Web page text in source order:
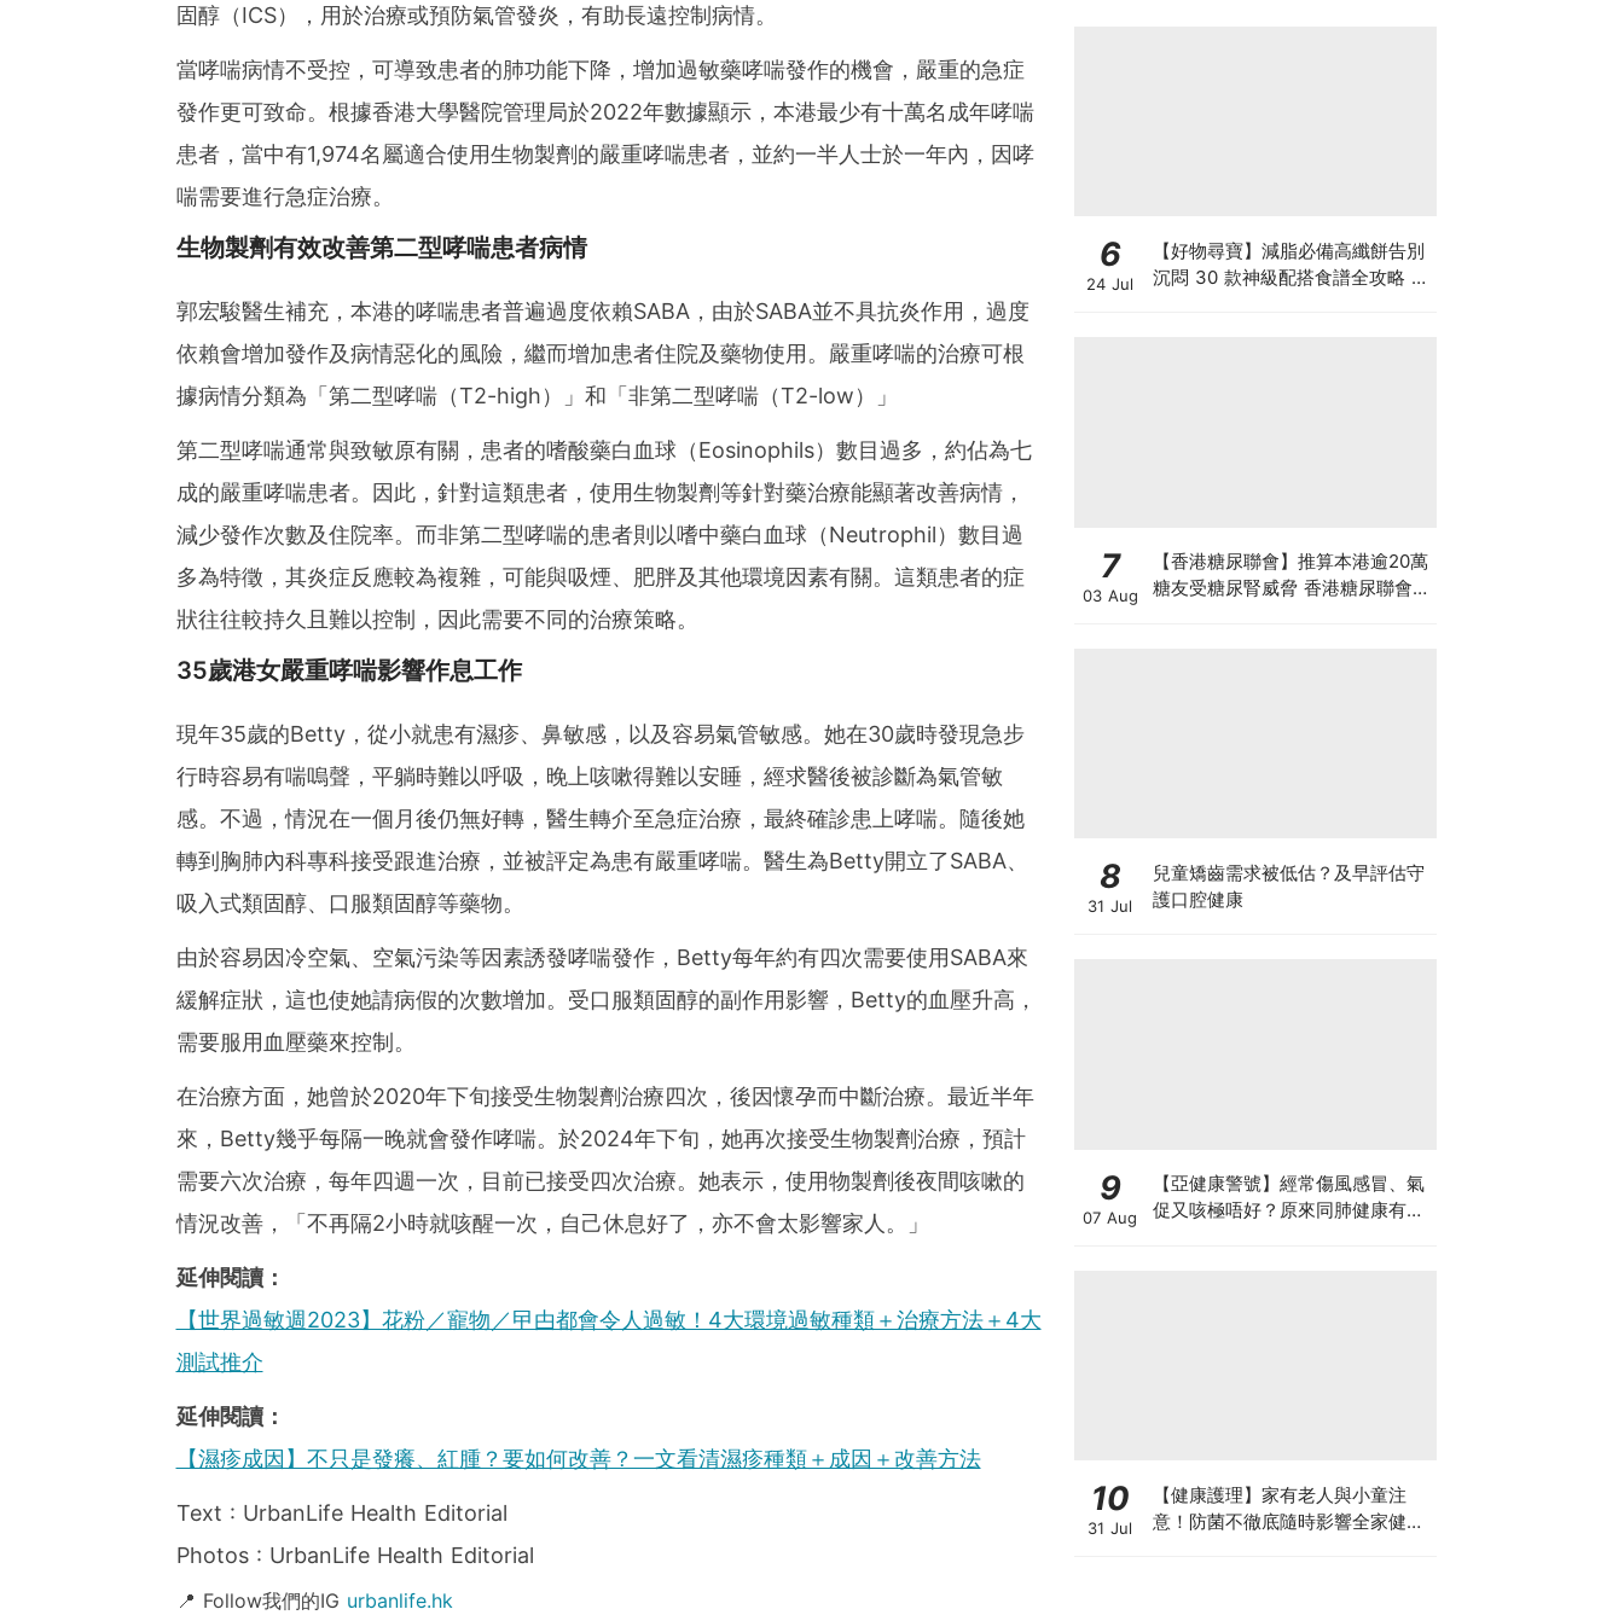
固醇（ICS），用於治療或預防氣管發炎，有助長遠控制病情。
當哮喘病情不受控，可導致患者的肺功能下降，增加過敏藥哮喘發作的機會，嚴重的急症
發作更可致命。根據香港大學醫院管理局於2022年數據顯示，本港最少有十萬名成年哮喘
患者，當中有1,974名屬適合使用生物製劑的嚴重哮喘患者，並約一半人士於一年內，因哮
喘需要進行急症治療。
生物製劑有效改善第二型哮喘患者病情
郭宏駿醫生補充，本港的哮喘患者普遍過度依賴SABA，由於SABA並不具抗炎作用，過度
依賴會增加發作及病情惡化的風險，繼而增加患者住院及藥物使用。嚴重哮喘的治療可根
據病情分類為「第二型哮喘（T2-high）」和「非第二型哮喘（T2-low）」
第二型哮喘通常與致敏原有關，患者的嗜酸藥白血球（Eosinophils）數目過多，約佔為七
成的嚴重哮喘患者。因此，針對這類患者，使用生物製劑等針對藥治療能顯著改善病情，
減少發作次數及住院率。而非第二型哮喘的患者則以嗜中藥白血球（Neutrophil）數目過
多為特徵，其炎症反應較為複雜，可能與吸煙、肥胖及其他環境因素有關。這類患者的症
狀往往較持久且難以控制，因此需要不同的治療策略。
35歲港女嚴重哮喘影響作息工作
現年35歲的Betty，從小就患有濕疹、鼻敏感，以及容易氣管敏感。她在30歲時發現急步
行時容易有喘嗚聲，平躺時難以呼吸，晚上咳嗽得難以安睡，經求醫後被診斷為氣管敏
感。不過，情況在一個月後仍無好轉，醫生轉介至急症治療，最終確診患上哮喘。隨後她
轉到胸肺內科專科接受跟進治療，並被評定為患有嚴重哮喘。醫生為Betty開立了SABA、
吸入式類固醇、口服類固醇等藥物。
由於容易因冷空氣、空氣污染等因素誘發哮喘發作，Betty每年約有四次需要使用SABA來
緩解症狀，這也使她請病假的次數增加。受口服類固醇的副作用影響，Betty的血壓升高，
需要服用血壓藥來控制。
在治療方面，她曾於2020年下旬接受生物製劑治療四次，後因懷孕而中斷治療。最近半年
來，Betty幾乎每隔一晚就會發作哮喘。於2024年下旬，她再次接受生物製劑治療，預計
需要六次治療，每年四週一次，目前已接受四次治療。她表示，使用物製劑後夜間咳嗽的
情況改善，「不再隔2小時就咳醒一次，自己休息好了，亦不會太影響家人。」
延伸閱讀：
【世界過敏週2023】花粉／寵物／曱甴都會令人過敏！4大環境過敏種類＋治療方法＋4大
測試推介
延伸閱讀：
【濕疹成因】不只是發癢、紅腫？要如何改善？一文看清濕疹種類＋成因＋改善方法
Text : UrbanLife Health Editorial
Photos : UrbanLife Health Editorial
📍 Follow我們的IG urbanlife.hk
6
24 Jul
【好物尋寶】減脂必備高纖餅告別
沉悶 30 款神級配搭食譜全攻略 日
7
03 Aug
【香港糖尿聯會】推算本港逾20萬
糖友受糖尿腎威脅 香港糖尿聯會
8
31 Jul
兒童矯齒需求被低估？及早評估守
護口腔健康
9
07 Aug
【亞健康警號】經常傷風感冒、氣
促又咳極唔好？原來同肺健康有
10
31 Jul
【健康護理】家有老人與小童注
意！防菌不徹底隨時影響全家健康